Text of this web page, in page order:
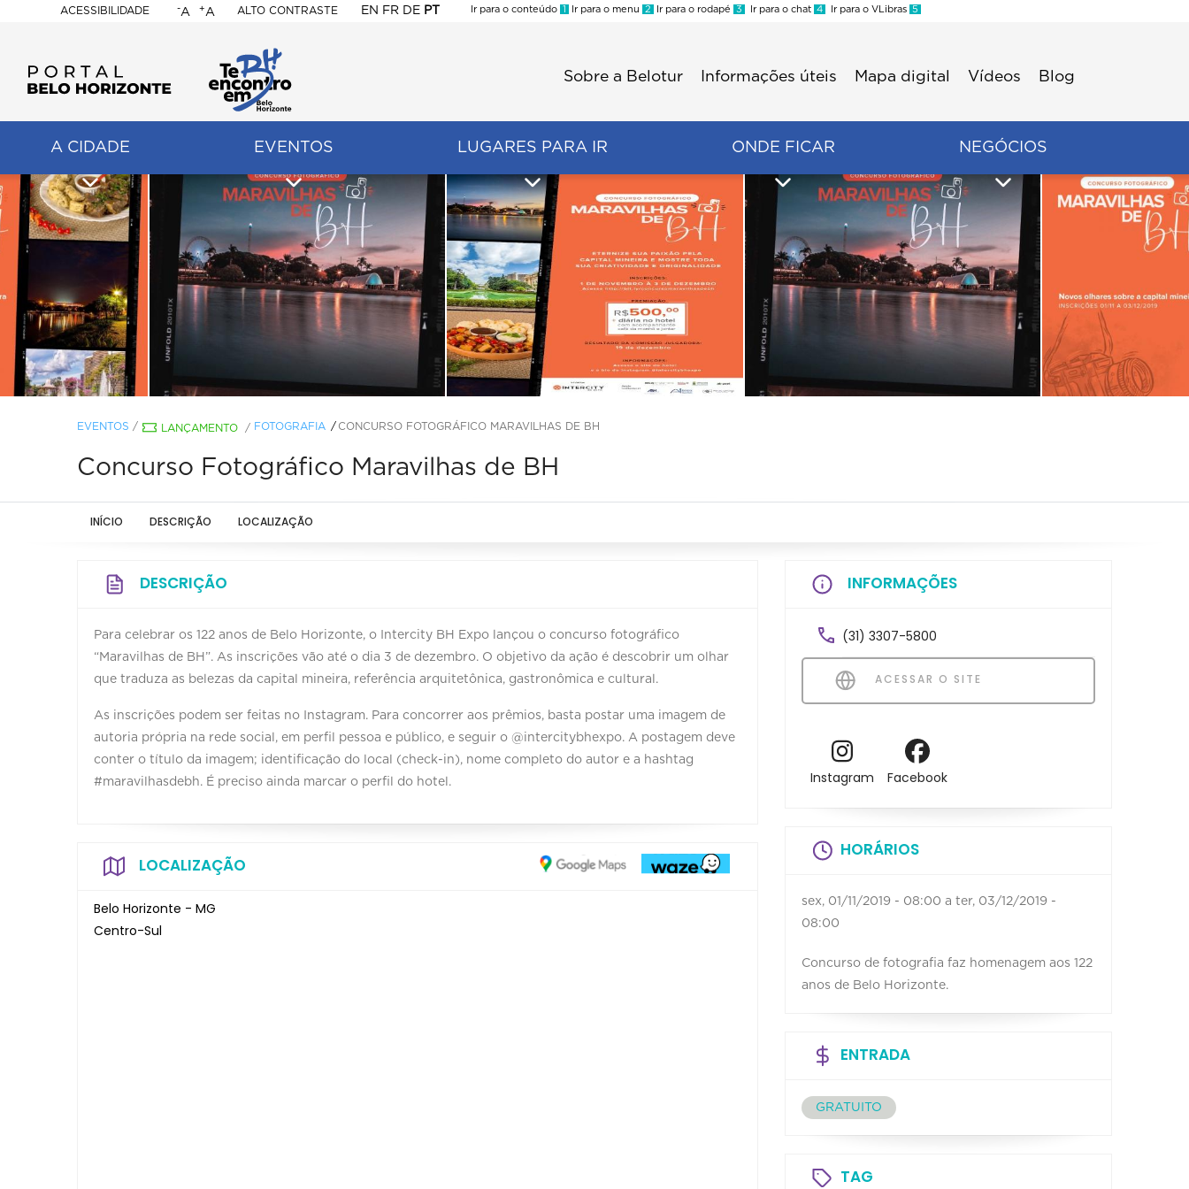
ACESSIBILIDADE
BELO
HORIZONTE
-A +A ALTO CONTRASTE EN FR DE PT
Ir para o conteúdo 1 Ir para o menu 2 Ir para o rodapé 3 Ir para o chat 4 Ir para o VLibras 5
Sobre a Belotur Informações úteis Mapa digital Vídeos Blog
A CIDADE EVENTOS LUGARES PARA IR ONDE FICAR NEGÓCIOS
EVENTOS / LANÇAMENTO / FOTOGRAFIA CONCURSO FOTOGRÁFICO MARAVILHAS DE BH
Concurso Fotográfico Maravilhas de BH
INÍCIO DESCRIÇÃO LOCALIZAÇÃO
DESCRIÇÃO
Para celebrar os 122 anos de Belo Horizonte, o Intercity BH Expo lançou o concurso fotográfico
“Maravilhas de BH”. As inscrições vão até o dia 3 de dezembro. O objetivo da ação é descobrir um olhar
que traduza as belezas da capital mineira, referência arquitetônica, gastronômica e cultural.
As inscrições podem ser feitas no Instagram. Para concorrer aos prêmios, basta postar uma imagem de
autoria própria na rede social, em perfil pessoa e público, e seguir o @intercitybhexpo. A postagem deve
conter o título da imagem; identificação do local (check-in), nome completo do autor e a hashtag
#maravilhasdebh. É preciso ainda marcar o perfil do hotel.
LOCALIZAÇÃO
Belo Horizonte - MG
Centro-Sul
INFORMAÇÕES
(31) 3307-5800
ACESSAR O SITE
Instagram Facebook
HORÁRIOS
sex, 01/11/2019 - 08:00 a ter, 03/12/2019 -
08:00
Concurso de fotografia faz homenagem aos 122
anos de Belo Horizonte.
ENTRADA
GRATUITO
TAG